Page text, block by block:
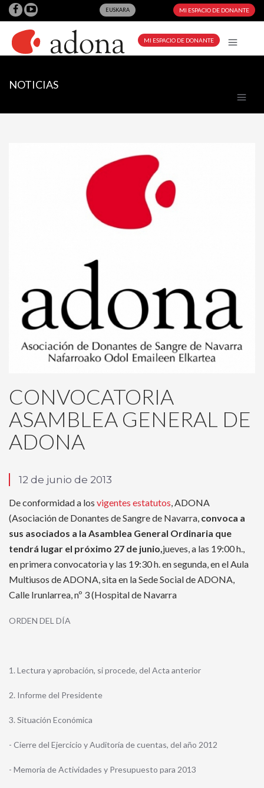
EUSKARA MI ESPACIO DE DONANTE
MI ESPACIO DE DONANTE
NOTICIAS
CONVOCATORIA
ASAMBLEA GENERAL DE
ADONA
12 de junio de 2013
De conformidad a los vigentes estatutos , ADONA
(Asociación de Donantes de Sangre de Navarra, convoca a
sus asociados a la Asamblea General Ordinaria que
tendrá lugar el próximo 27 de junio, jueves, a las 19:00 h.,
en primera convocatoria y las 19:30 h. en segunda, en el Aula
Multiusos de ADONA, sita en la Sede Social de ADONA,
Calle Irunlarrea, nº 3 (Hospital de Navarra
ORDEN DEL DÍA
1. Lectura y aprobación, si procede, del Acta anterior
2. Informe del Presidente
3. Situación Económica
- Cierre del Ejercicio y Auditoría de cuentas, del año 2012
- Memoria de Actividades y Presupuesto para 2013